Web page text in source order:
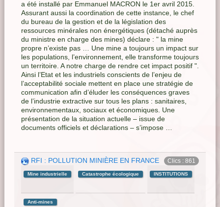
a été installé par Emmanuel MACRON le 1er avril 2015.
Assurant aussi la coordination de cette instance, le chef
du bureau de la gestion et de la législation des
ressources minérales non énergétiques (détaché auprès
du ministre en charge des mines) déclare : " la mine
propre n’existe pas … Une mine a toujours un impact sur
les populations, l’environnement, elle transforme toujours
un territoire. A notre charge de rendre cet impact positif ".
Ainsi l’Etat et les industriels conscients de l’enjeu de
l’acceptabilité sociale mettent en place une stratégie de
communication afin d’éluder les conséquences graves
de l’industrie extractive sur tous les plans : sanitaires,
environnementaux, sociaux et économiques. Une
présentation de la situation actuelle – issue de
documents officiels et déclarations – s’impose …
Clics : 861
RFI : POLLUTION MINIÈRE EN FRANCE
Mine industrielle Catastrophe écologique INSTITUTIONS
Anti-mines